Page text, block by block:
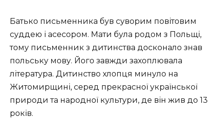
Батько письменника був суворим повітовим
суддею і асесором. Мати була родом з Польщі,
тому письменник з дитинства досконало знав
польську мову. Його завжди захоплювала
література. Дитинство хлопця минуло на
Житомирщині, серед прекрасної української
природи та народної культури, де він жив до 13
років.